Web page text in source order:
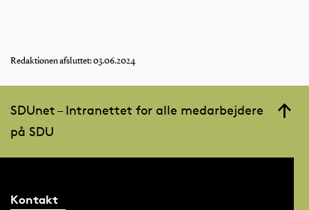
Redaktionen afsluttet: 03.06.2024
SDUnet – Intranettet for alle medarbejdere
på SDU
Kontakt